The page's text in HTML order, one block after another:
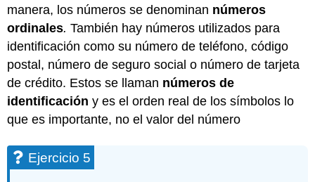
manera, los números se denominan números
ordinales.También hay números utilizados para
identificación como su número de teléfono, código
postal, número de seguro social o número de tarjeta
de crédito. Estos se llaman números de
identificación y es el orden real de los símbolos lo
que es importante, no el valor del número
Ejercicio 5